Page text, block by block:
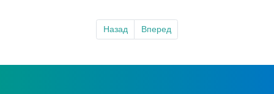
Назад Вперед